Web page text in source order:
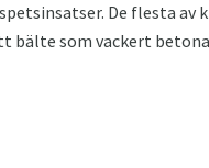
De flesta av
bälte som vackert